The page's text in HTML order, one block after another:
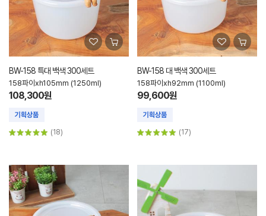
BW-158 특대 백색 300세트
158파이xh105mm (1250ml)
108,300원
(18)
BW-158 대 백색 300세트
158파이xh92mm (1100ml)
99,600원
(17)